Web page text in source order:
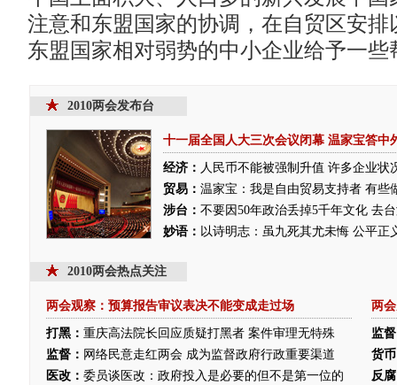
注意和东盟国家的协调，在自贸区安排
东盟国家相对弱势的中小企业给予一些
2010两会发布台
十一届全国人大三次会议闭幕 温家宝答中
经济： 人民币不能被强制升值 许多企业状
贸易： 温家宝：我是自由贸易支持者 有些
涉台： 不要因50年政治丢掉5千年文化 去
妙语： 以诗明志：虽九死其尤未悔 公平正
2010两会热点关注
两会观察：预算报告审议表决不能变成走过场
打黑： 重庆高法院长回应质疑打黑者 案件审理无特殊
监督： 网络民意走红两会 成为监督政府行政重要渠道
医改： 委员谈医改：政府投入是必要的但不是第一位的
两
监
货
反